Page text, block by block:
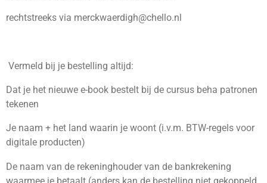
rechtstreeks via merckwaerdigh@chello.nl
Vermeld bij je bestelling altijd:
Dat je het nieuwe e-book bestelt bij de cursus beha patronen
tekenen
Je naam + het land waarin je woont (i.v.m. BTW-regels voor
digitale producten)
De naam van de rekeninghouder van de bankrekening
waarmee je betaalt (anders kan de bestelling niet gekoppeld